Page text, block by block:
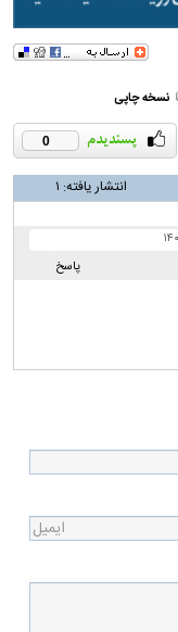
نسخه چاپی
0
انتشار یافته: ۱
پاسخ